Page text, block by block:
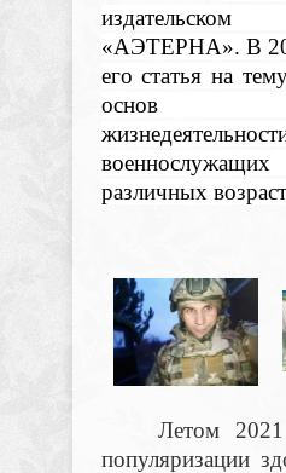
«АЭТЕРНА». В
его статья на
основ
различных
Летом
популяризации